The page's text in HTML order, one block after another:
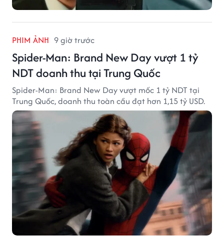
PHIM ẢNH 9 giờ trước
Spider-Man: Brand New Day vượt 1 tỷ
NDT doanh thu tại Trung Quốc
Spider-Man: Brand New Day vượt mốc 1 tỷ NDT tại
Trung Quốc, doanh thu toàn cầu đạt hơn 1,15 tỷ USD.